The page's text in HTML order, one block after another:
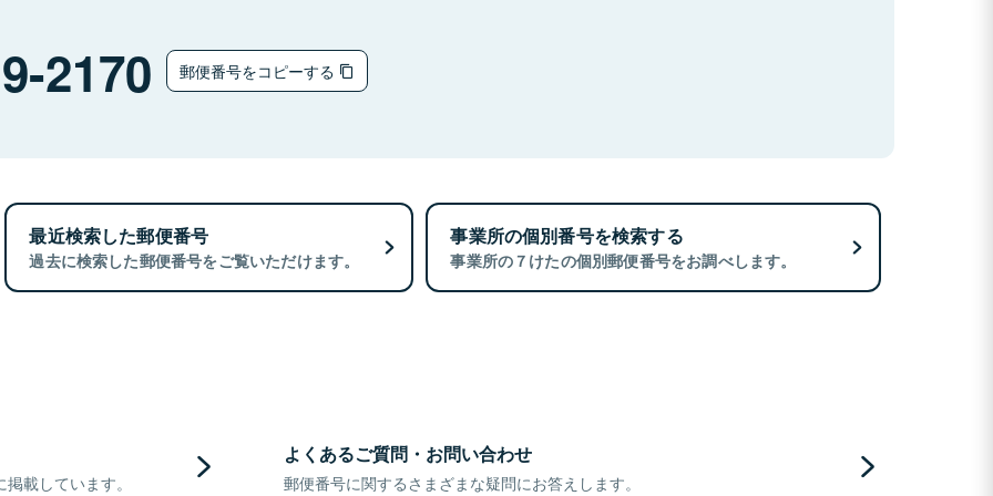
2170 郵便番号をコピーする
最近検索した郵便番号
過去に検索した郵便番号をご覧いただけます。
事業所の個別番号を検索する
事業所の７けたの個別郵便番号をお調べします。
載しています。
よくあるご質問・お問い合わせ
郵便番号に関するさまざまな疑問にお答えします。